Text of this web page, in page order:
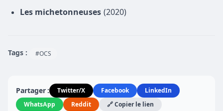
Les michetonneuses (2020)
Tags : #OCS
Partager : Twitter/X Facebook
LinkedIn
WhatsApp
Reddit 🔗 Copier le lien